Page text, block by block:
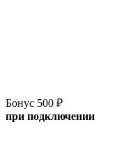
Бонус 500 ₽
при подключении